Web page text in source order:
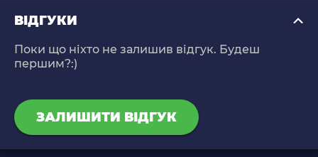
ВІДГУКИ
Поки що ніхто не залишив відгук. Будеш
першим?:)
ЗАЛИШИТИ ВІДГУК